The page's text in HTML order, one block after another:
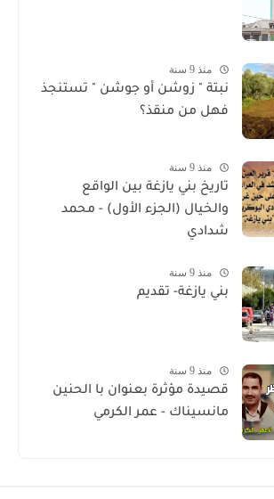
منذ 9 سنة
نبتة " زوشن أو جوشن " تستنجذ
فهل من منقذ؟
منذ 9 سنة
تاريخ بني يازغة بين الواقع
والخيال (الجزء الأول) - محمد
شدادي
منذ 9 سنة
بني يازغة- تقديم
منذ 9 سنة
قصيدة مؤثرة بعنوان با الحنين
مانسيناك - عمر الكرمي